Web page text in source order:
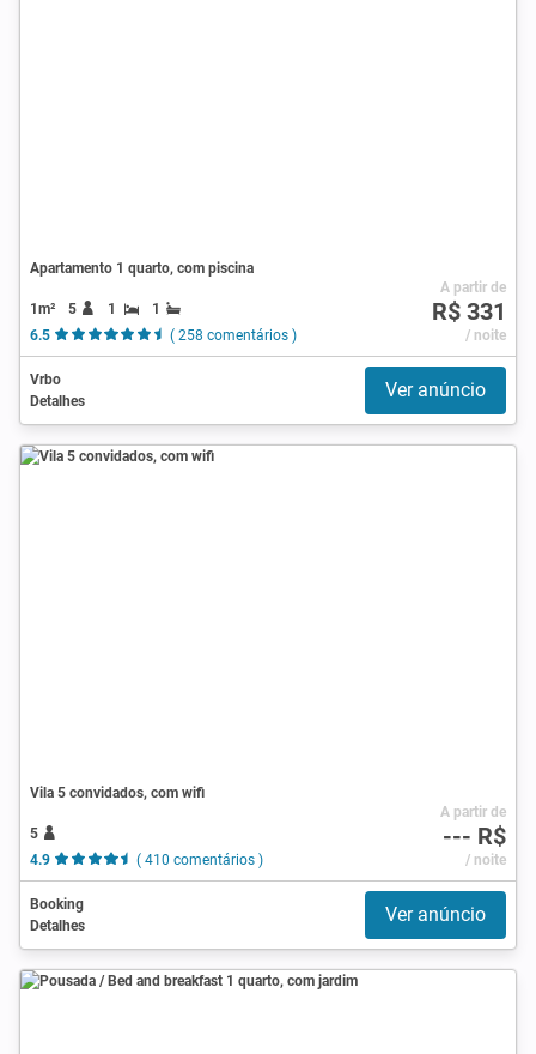
Apartamento 1 quarto, com piscina
1m² 5 1
1
6.5
( 258 comentários )
A partir de
R$ 331
/ noite
Vrbo
Detalhes
Ver anúncio
Vila 5 convidados, com wifi
5
4.9
( 410 comentários )
A partir de
--- R$
/ noite
Booking
Detalhes
Ver anúncio